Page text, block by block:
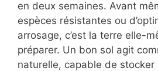
en deux semaines. Avant
espèces résistantes ou
arrosage, c’est la terre elle-
préparer. Un bon sol agit
naturelle, capable de stocker